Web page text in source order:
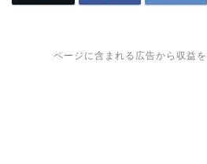
ページに含まれる広告から収益